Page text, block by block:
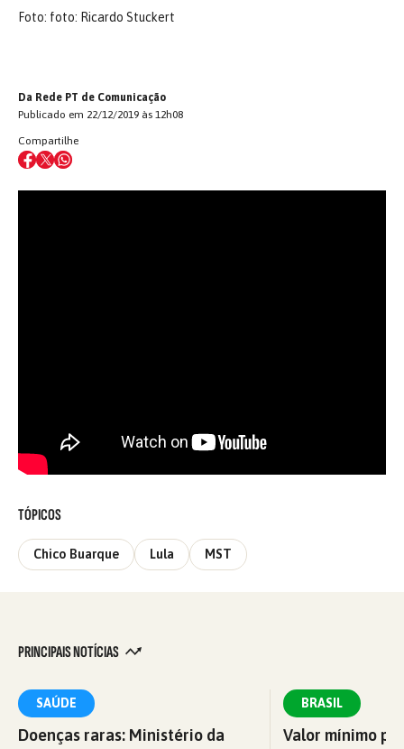
Foto: foto: Ricardo Stuckert
Da Rede PT de Comunicação
Publicado em 22/12/2019 às 12h08
Compartilhe
TÓPICOS
Chico Buarque Lula MST
PRINCIPAIS NOTÍCIAS
SAÚDE
Doenças raras: Ministério da
BRASIL
Valor mínimo